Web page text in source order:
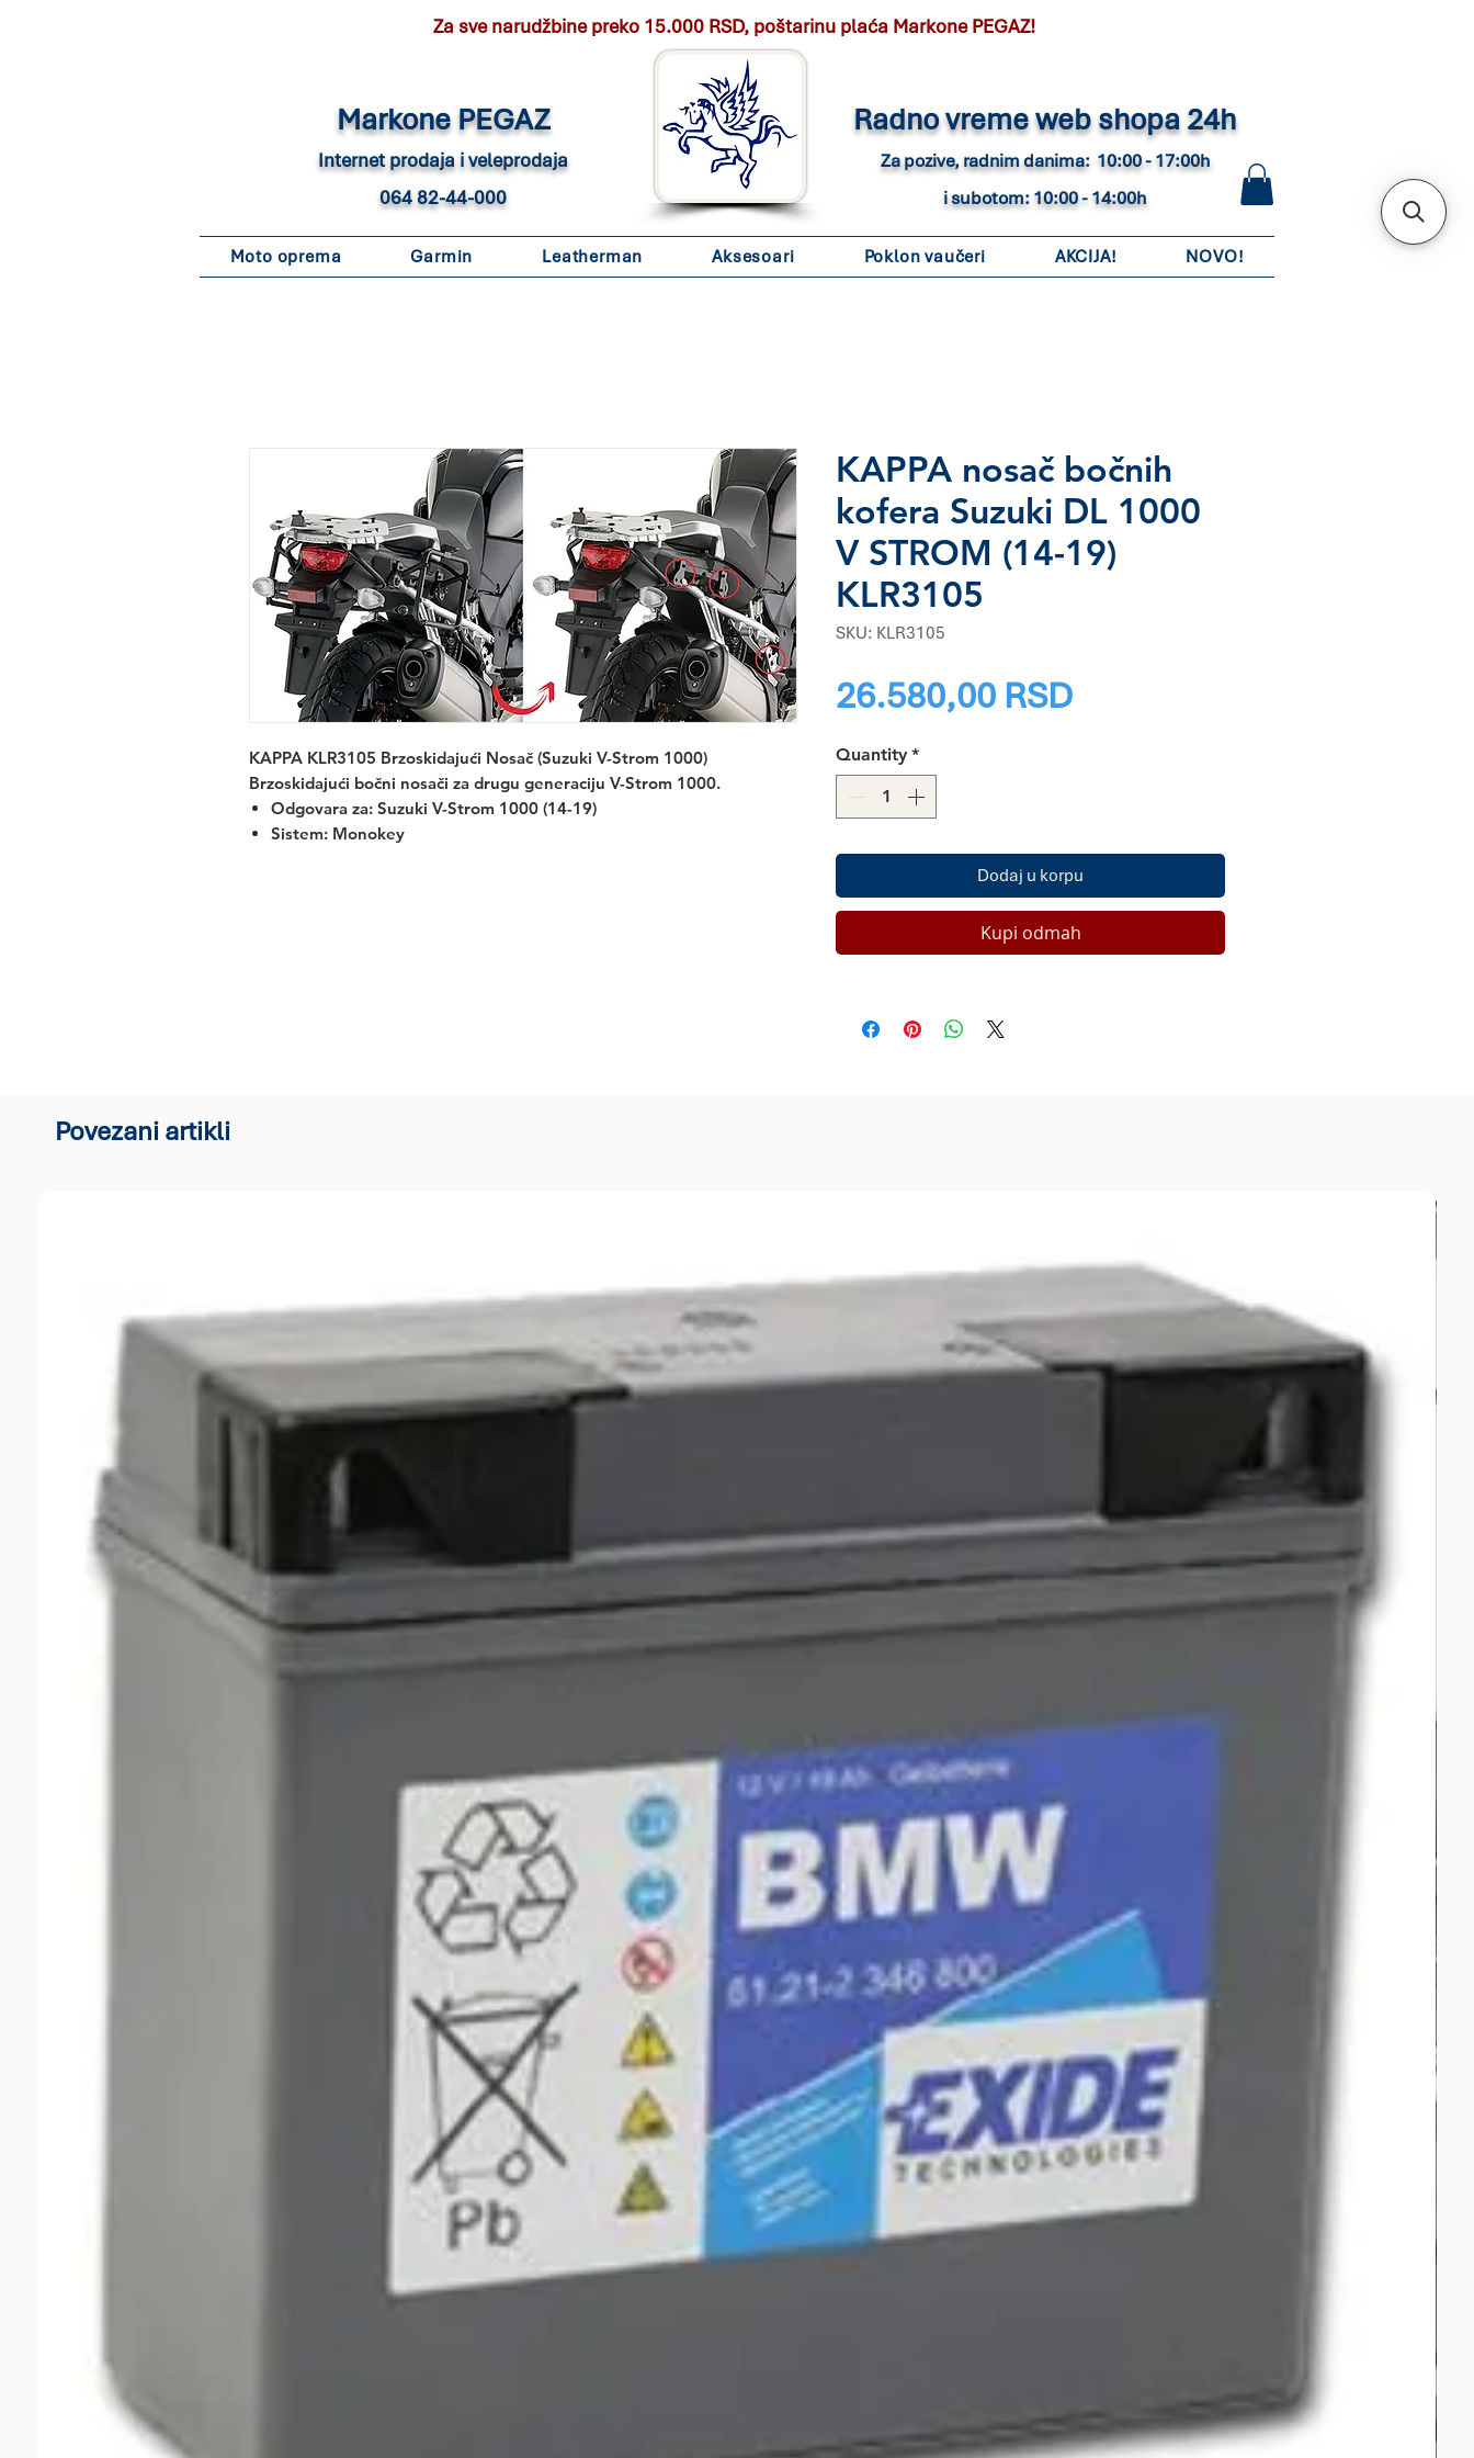
Za sve narudžbine preko 15.000 RSD, poštarinu plaća Markone PEGAZ!
Markone PEGAZ
Internet prodaja i veleprodaja
064 82-44-000
Radno vreme web shopa 24h
Za pozive, radnim danima: 10:00 - 17:00h
i subotom: 10:00 - 14:00h
Moto oprema Garmin Leatherman Aksesoari Poklon vaučeri AKCIJA! NOVO!
KAPPA KLR3105 Brzoskidajući Nosač (Suzuki V-Strom 1000)
Brzoskidajući bočni nosači za drugu generaciju V-Strom 1000.
Odgovara za: Suzuki V-Strom 1000 (14-19)
Sistem: Monokey
KAPPA nosač bočnih
kofera Suzuki DL 1000
V STROM (14-19)
KLR3105
SKU: KLR3105
26.580,00 RSDPrice
Quantity *
Dodaj u korpu
Kupi odmah
Povezani artikli